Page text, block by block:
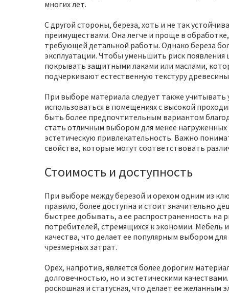
многих лет.
С другой стороны, береза, хоть и не так
преимуществами. Она легче и проще в
требующей детальной работы. Однако береза
эксплуатации. Чтобы уменьшить риск
покрывать защитными лаками или маслами,
подчеркивают естественную текстуру
При выборе материала следует также учитывать
использоваться в помещениях с высокой
быть более предпочтительным вариантом
стать отличным выбором для менее нагруженных
эстетическую привлекательность. Важно
свойства, которые могут соответствовать
Стоимость и доступность
При выборе между березой и орехом одним из
правило, более доступна и стоит значительно
быстрее добывать, а ее распространенность на
потребителей, стремящихся к экономии. Мебель
качества, что делает ее популярным выбором
чрезмерных затрат.
Орех, напротив, является более дорогим
долговечностью, но и эстетическими
роскошная и статусная, что делает ее желанным